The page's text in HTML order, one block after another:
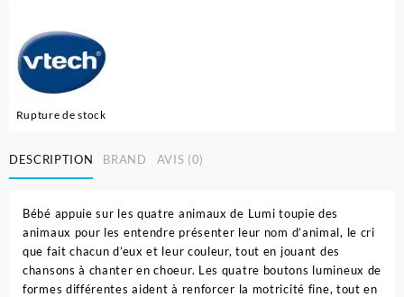
Rupture de stock
DESCRIPTION BRAND AVIS (0)
Bébé appuie sur les quatre animaux de Lumi toupie des
animaux pour les entendre présenter leur nom d’animal, le cri
que fait chacun d’eux et leur couleur, tout en jouant des
chansons à chanter en choeur. Les quatre boutons lumineux de
formes différentes aident à renforcer la motricité fine, tout en